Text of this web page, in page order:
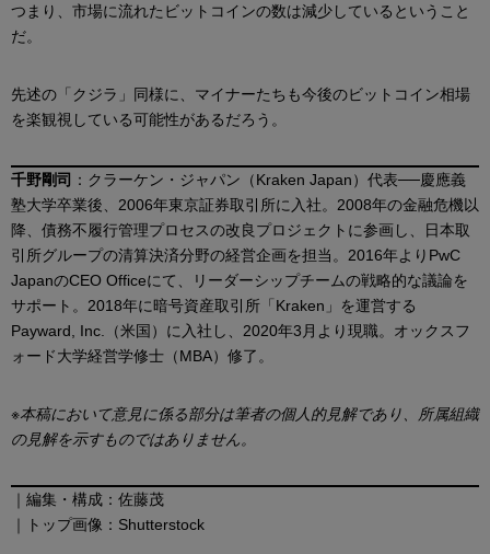
つまり、市場に流れたビットコインの数は減少しているということ
だ。
先述の「クジラ」同様に、マイナーたちも今後のビットコイン相場
を楽観視している可能性があるだろう。
千野剛司 ：クラーケン・ジャパン（Kraken Japan）代表──慶應義
塾大学卒業後、2006年東京証券取引所に入社。2008年の金融危機以
降、債務不履行管理プロセスの改良プロジェクトに参画し、日本取
引所グループの清算決済分野の経営企画を担当。2016年よりPwC
JapanのCEO Officeにて、リーダーシップチームの戦略的な議論を
サポート。2018年に暗号資産取引所「Kraken」を運営する
Payward, Inc.（米国）に入社し、2020年3月より現職。オックスフ
ォード大学経営学修士（MBA）修了。
※本稿において意見に係る部分は筆者の個人的見解であり、所属組織
の見解を示すものではありません。
｜編集・構成：佐藤茂
｜トップ画像：Shutterstock